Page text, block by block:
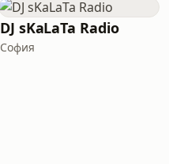
DJ sKaLaTa Radio
София